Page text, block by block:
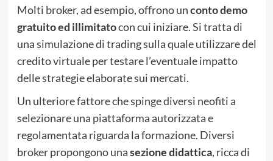
Molti broker, ad esempio, offrono unconto demo
gratuito ed illimitatocon cui iniziare. Si tratta di
una simulazione di trading sulla quale utilizzare del
credito virtuale per testare l’eventuale impatto
delle strategie elaborate sui mercati.
Un ulteriore fattore che spinge diversi neofiti a
selezionare una piattaforma autorizzata e
regolamentata riguarda la formazione. Diversi
broker propongono unasezione didattica, ricca di